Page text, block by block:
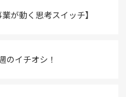
が動く思考スイッチ】
のイチオシ！